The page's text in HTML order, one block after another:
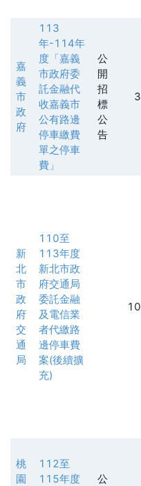
嘉
義
市
政
府
113
年-114年
度「嘉義
市政府委
託金融代
收嘉義市
公有路邊
停車繳費
單之停車
費」
公
開
招
標
公
告
新
北
市
政
府
交
通
局
110至
113年度
新北市政
府交通局
委託金融
及電信業
者代繳路
邊停車費
案(後續擴
充)
桃
園
112至
115年度
公